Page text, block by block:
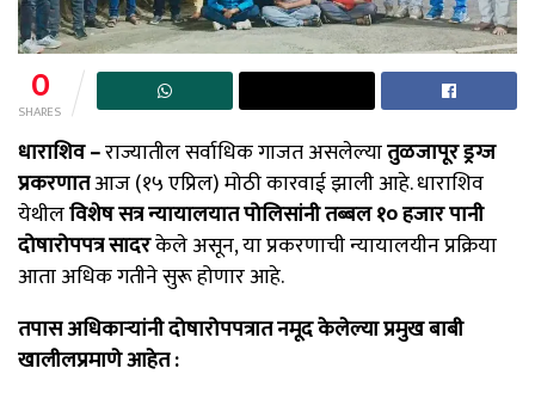
0
SHARES
धाराशिव –राज्यातील सर्वाधिक गाजत असलेल्यातुळजापूर ड्रग्ज
प्रकरणातआज (१५ एप्रिल) मोठी कारवाई झाली आहे. धाराशिव
येथीलविशेष सत्र न्यायालयात पोलिसांनी तब्बल १० हजार पानी
दोषारोपपत्र सादरकेले असून, या प्रकरणाची न्यायालयीन प्रक्रिया
आता अधिक गतीने सुरू होणार आहे.
तपास अधिकाऱ्यांनी दोषारोपपत्रात नमूद केलेल्या प्रमुख बाबी
खालीलप्रमाणे आहेत :